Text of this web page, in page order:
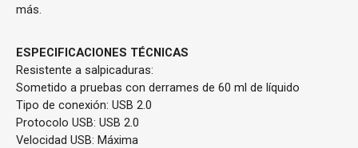
más.
ESPECIFICACIONES TÉCNICAS
Resistente a salpicaduras:
Sometido a pruebas con derrames de 60 ml de líquido
Tipo de conexión: USB 2.0
Protocolo USB: USB 2.0
Velocidad USB: Máxima